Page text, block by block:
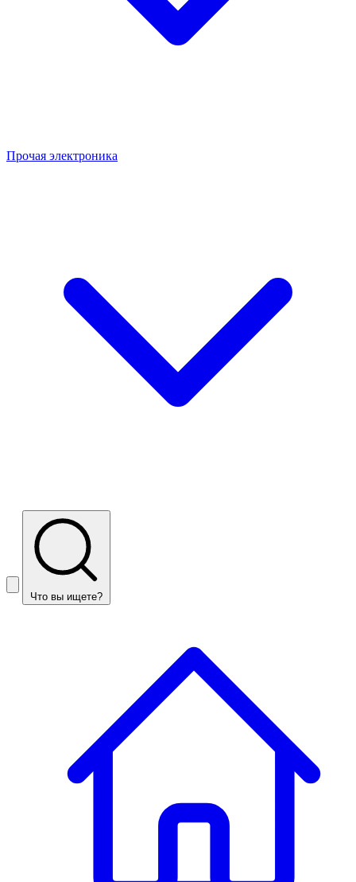
Прочая электроника
Что вы ищете?